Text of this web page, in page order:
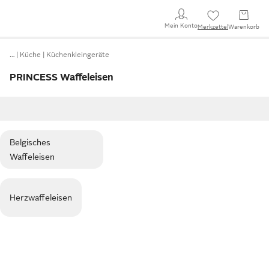
Mein KontoMerkzettel Warenkorb
… Küche Küchenkleingeräte
PRINCESS Waffeleisen
Belgisches
Waffeleisen
Herzwaffeleisen